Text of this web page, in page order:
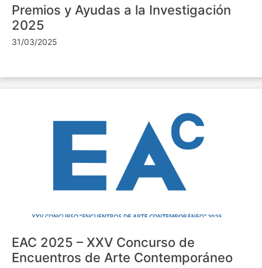
Premios y Ayudas a la Investigación
2025
31/03/2025
EAC 2025 – XXV Concurso de
Encuentros de Arte Contemporáneo